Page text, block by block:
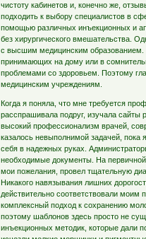
чистоту кабинетов и, конечно же,
подходить к выбору специалистов в
помощью различных инъекционных и
без хирургического вмешательства.
с высшим медицинским образованием.
принимающих на дому или в
проблемами со здоровьем. Поэтому
медицинским учреждениям.
Когда я поняла, что мне требуется
расспрашивала подруг, изучала сайты
высокий профессионализм врачей,
казалось невыполнимой задачей, пока
себя в надежных руках.
необходимые документы. На
мои пожелания, провел тщательную
Никакого навязывания лишних
действительно соответствовали моим
комплексный подход к сохранению
поэтому шаблонов здесь просто не
инъекционных методик, которые дали